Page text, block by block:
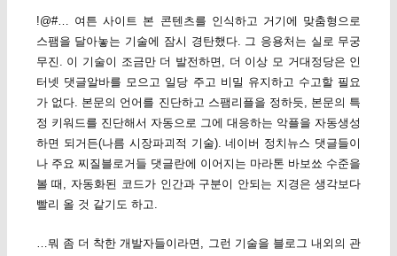
!@#… 여튼 사이트 본 콘텐츠를 인식하고 거기에 맞춤형으로
스팸을 달아놓는 기술에 잠시 경탄했다. 그 응용처는 실로 무궁
무진. 이 기술이 조금만 더 발전하면, 더 이상 모 거대정당은 인
터넷 댓글알바를 모으고 일당 주고 비밀 유지하고 수고할 필요
가 없다. 본문의 언어를 진단하고 스팸리플을 정하듯, 본문의 특
정 키워드를 진단해서 자동으로 그에 대응하는 악플을 자동생성
하면 되거든(나름 시장파괴적 기술). 네이버 정치뉴스 댓글들이
나 주요 찌질블로거들 댓글란에 이어지는 마라톤 바보쑈 수준을
볼 때, 자동화된 코드가 인간과 구분이 안되는 지경은 생각보다
빨리 올 것 같기도 하고.
…뭐 좀 더 착한 개발자들이라면, 그런 기술을 블로그 내외의 관